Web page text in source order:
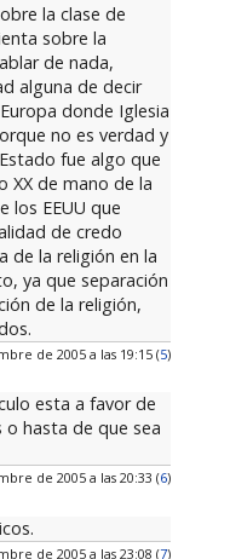
la clase de
sobre la
de nada,
alguna de decir
donde Iglesia
no es verdad y
fue algo que
XX de mano de la
los EEUU que
de credo
de la religión en la
ya que separación
de la religión,
de 2005 a las 19:15 (5)
esta a favor de
o hasta de que sea
de 2005 a las 20:33 (6)
de 2005 a las 23:08 (7)